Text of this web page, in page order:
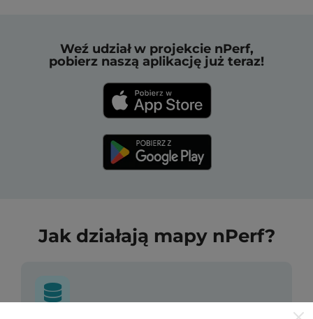
Weź udział w projekcie nPerf,
pobierz naszą aplikację już teraz!
Jak działają mapy nPerf?